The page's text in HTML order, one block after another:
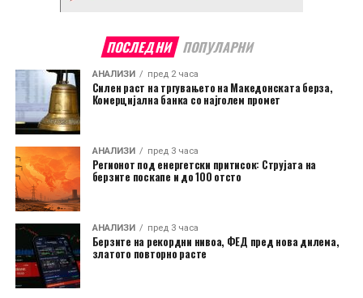
ПОСЛЕДНИ ПОПУЛАРНИ
АНАЛИЗИ пред 2 часа
Силен раст на тргувањето на Македонската берза,
Комерцијална банка со најголем промет
АНАЛИЗИ пред 3 часа
Регионот под енергетски притисок: Струјата на
берзите поскапе и до 100 отсто
АНАЛИЗИ пред 3 часа
Берзите на рекордни нивоа, ФЕД пред нова дилема,
златото повторно расте